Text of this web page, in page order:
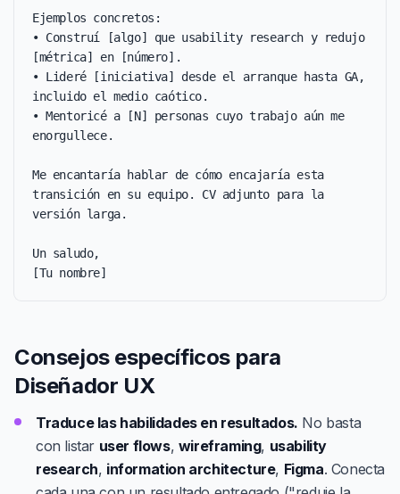
Ejemplos concretos:
• Construí [algo] que usability research y redujo
[métrica] en [número].
• Lideré [iniciativa] desde el arranque hasta GA,
incluido el medio caótico.
• Mentoricé a [N] personas cuyo trabajo aún me
enorgullece.
Me encantaría hablar de cómo encajaría esta
transición en su equipo. CV adjunto para la
versión larga.
Un saludo,
[Tu nombre]
Consejos específicos para
Diseñador UX
Traduce las habilidades en resultados. No basta
con listar user flows, wireframing, usability
research, information architecture, Figma. Conecta